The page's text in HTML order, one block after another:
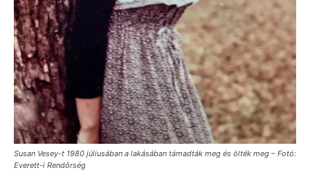
Susan Vesey-t 1980 júliusában a lakásában támadták meg és ölték meg – Fotó:
Everett-i Rendőrség